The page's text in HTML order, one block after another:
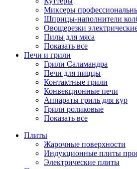
Миксеры
Шприцы-наполнители
Овощерезки
Пилы для мяса
Показать все
Печи и грили
Грили Саламандра
Печи для пиццы
Контактные грили
Конвекционные печи
Аппараты гриль для кур
Грили роликовые
Показать все
Плиты
Жарочные поверхности
Индукционные плиты
Электрические плиты